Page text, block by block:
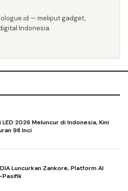
— meliput gadget,
Indonesia.
LED 2026 Meluncur di Indonesia, Kini
98 Inci
Luncurkan Zankore, Platform AI
Pasifik